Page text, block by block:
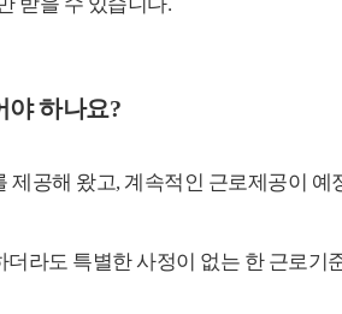
야 하나요?
공해 왔고, 계속적인 근로제공이 예
라도 특별한 사정이 없는 한 근로기